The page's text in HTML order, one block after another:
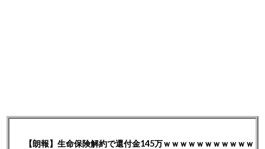
【朗報】生命保険解約で還付金145万ｗｗｗｗｗｗｗｗｗｗｗ